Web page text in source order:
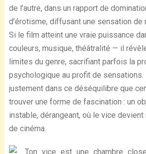
de l’autre, dans un rapport de
d’érotisme, diffusant une sensation de
Si le film atteint une vraie puissance
couleurs, musique, théâtralité — il
limites du genre, sacrifiant parfois la
psychologique au profit de sensations.
justement dans ce déséquilibre que
trouver une forme de fascination : un
instable, dérangeant, où le vice
de cinéma.